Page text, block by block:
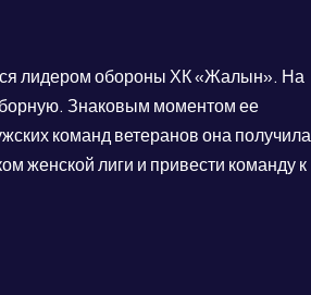
лидером обороны ХК «Жалын». На
Знаковым моментом ее
команд ветеранов она получила
женской лиги и привести команду к